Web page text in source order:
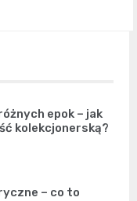
epok – jak
kolekcjonerską?
– co to